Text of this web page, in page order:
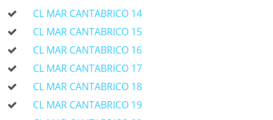
CL MAR CANTABRICO 14
CL MAR CANTABRICO 15
CL MAR CANTABRICO 16
CL MAR CANTABRICO 17
CL MAR CANTABRICO 18
CL MAR CANTABRICO 19